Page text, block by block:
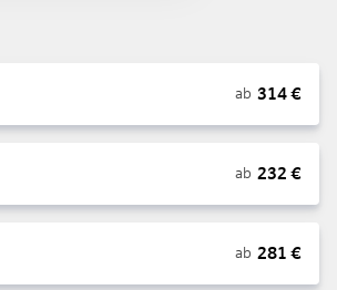
ab 314€
ab 232 €
ab 281 €